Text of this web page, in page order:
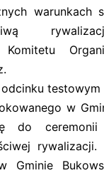
warunkach
Komitetu
testowym
w
do
rywalizacji.
Gminie